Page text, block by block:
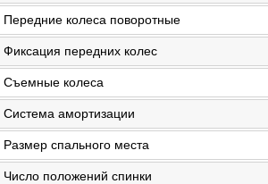
Передние колеса поворотные
Фиксация передних колес
Съемные колеса
Система амортизации
Размер спального места
Число положений спинки